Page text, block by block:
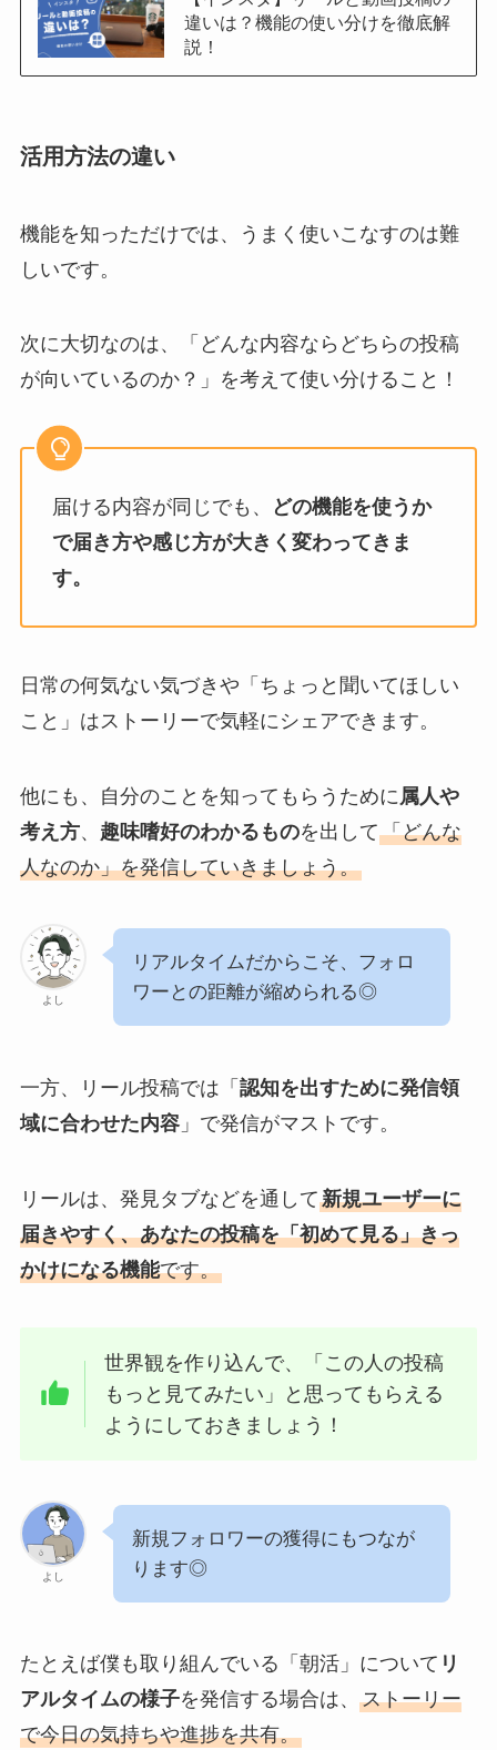
違いは？機能の使い分けを徹底解
説！
活用方法の違い
機能を知っただけでは、うまく使いこなすのは難
しいです。
次に大切なのは、「どんな内容ならどちらの投稿
が向いているのか？」を考えて使い分けること！
届ける内容が同じでも、
どの機能を使うか
で届き方や感じ方が大きく変わってきま
す。
日常の何気ない気づきや「ちょっと聞いてほしい
こと」はストーリーで気軽にシェアできます。
他にも、自分のことを知ってもらうために 属人や
考え方、 趣味嗜好のわかるものを出して「どんな
人なのか」を発信していきましょう。
よし
リアルタイムだからこそ、フォロ
ワーとの距離が縮められる◎
一方、リール投稿では「 認知を出すために発信領
域に合わせた内容」で発信がマストです。
リールは、発見タブなどを通して新規ユーザーに
届きやすく、あなたの投稿を「初めて見る」きっ
かけになる機能です。
世界観を作り込んで、「この人の投稿
もっと見てみたい」と思ってもらえる
ようにしておきましょう！
よし
新規フォロワーの獲得にもつなが
ります◎
たとえば僕も取り組んでいる「朝活」について リ
アルタイムの様子を発信する場合は、 ストーリー
で今日の気持ちや進捗を共有。